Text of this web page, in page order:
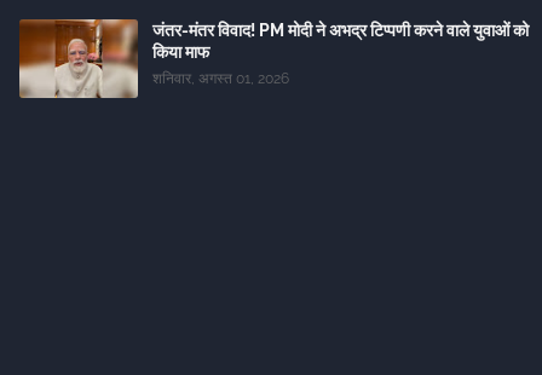
जंतर-मंतर विवाद! PM मोदी ने अभद्र टिप्पणी करने वाले युवाओं को
किया माफ
शनिवार, अगस्त 01, 2026